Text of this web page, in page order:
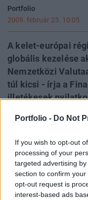
Portfolio - Do Not
If you wish to opt-out
processing of your
targeted advertising
section to confirm
opt-out request is
interest-based ads
Portfolio
2009. február 23. 10:05
A kelet-európai
globális kezelése
Nemzetközi
túl kicsi - írja a
illetékesek
pénzügyi
fáradozik - jegyzi
Kapcsolódó
IMF-hitel - ez vár ránk
hiányának